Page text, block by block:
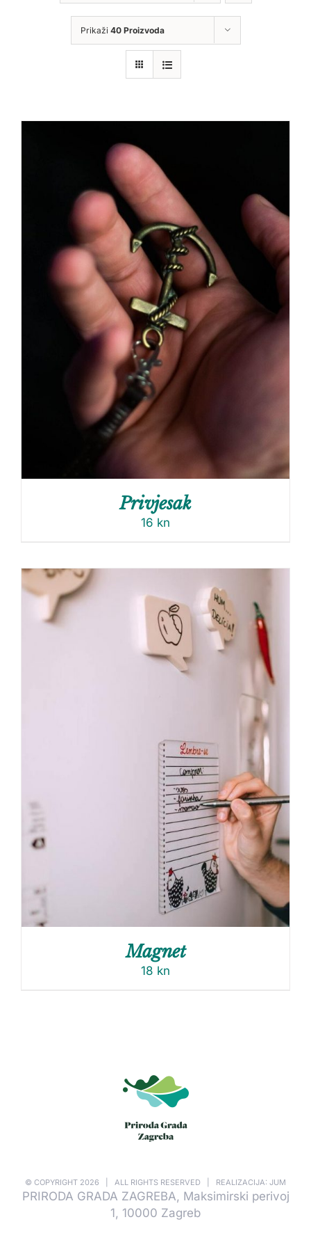
Prikaži 40 Proizvoda
Privjesak
16 kn
Magnet
18 kn
© COPYRIGHT 2026 | ALL RIGHTS RESERVED | REALIZACIJA: JUM
PRIRODA GRADA ZAGREBA, Maksimirski perivoj
1, 10000 Zagreb